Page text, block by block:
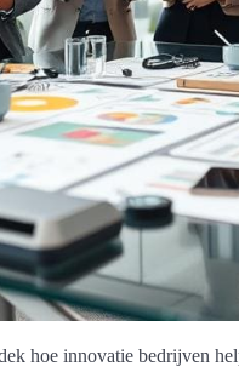
hoe innovatie bedrijven